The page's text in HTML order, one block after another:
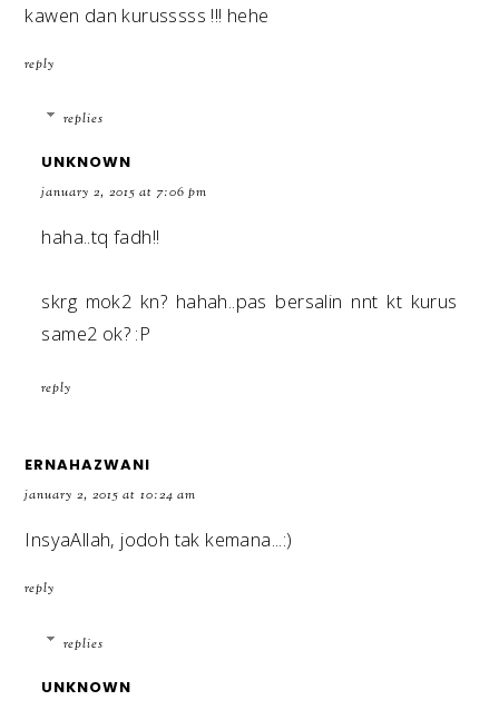
kawen dan kurusssss !!! hehe
reply
replies
UNKNOWN
january 2, 2015 at 7:06 pm
haha..tq fadh!!
skrg mok2 kn? hahah..pas bersalin nnt kt kurus
same2 ok? :P
reply
ERNAHAZWANI
january 2, 2015 at 10:24 am
InsyaAllah, jodoh tak kemana...:)
reply
replies
UNKNOWN